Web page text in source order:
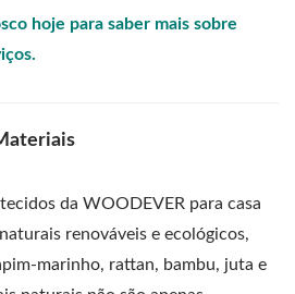
hoje para saber mais sobre
da WOODEVER para casa
renováveis e ecológicos,
marinho, rattan, bambu, juta e